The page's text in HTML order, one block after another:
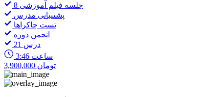
8 جلسه فیلم آموزشی
پشتیبانی مدرس
تست چاکراها
انجمن دوره
21 درس
3:46 ساعت
3,900,000 تومان